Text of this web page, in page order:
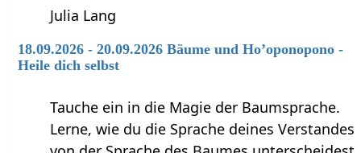
Julia Lang
18.09.2026 - 20.09.2026 Bäume und Ho’oponopono -
Heile dich selbst
Tauche ein in die Magie der Baumsprache.
Lerne, wie du die Sprache deines Verstandes